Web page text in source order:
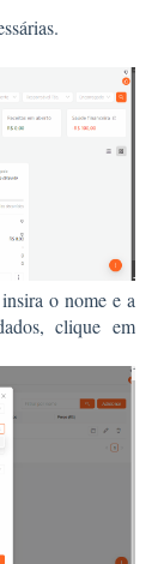
necessárias.
o nome e a
clique em